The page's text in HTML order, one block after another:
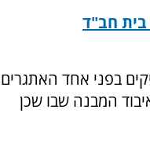
בית חב"ד
בפני אחד האתגרים
המבנה שבו שכן